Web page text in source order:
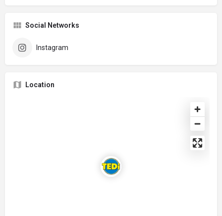
Social Networks
Instagram
Location